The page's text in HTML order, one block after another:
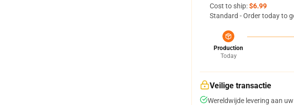
Cost to ship:$6.99
Standard - Order today to
Production
Today
Veilige transactie
Wereldwijde levering aan